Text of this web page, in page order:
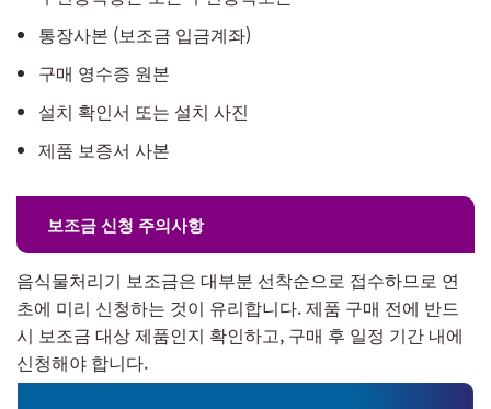
통장사본 (보조금 입금계좌)
구매 영수증 원본
설치 확인서 또는 설치 사진
제품 보증서 사본
보조금 신청 주의사항
음식물처리기 보조금은 대부분 선착순으로 접수하므로 연
초에 미리 신청하는 것이 유리합니다. 제품 구매 전에 반드
시 보조금 대상 제품인지 확인하고, 구매 후 일정 기간 내에
신청해야 합니다.